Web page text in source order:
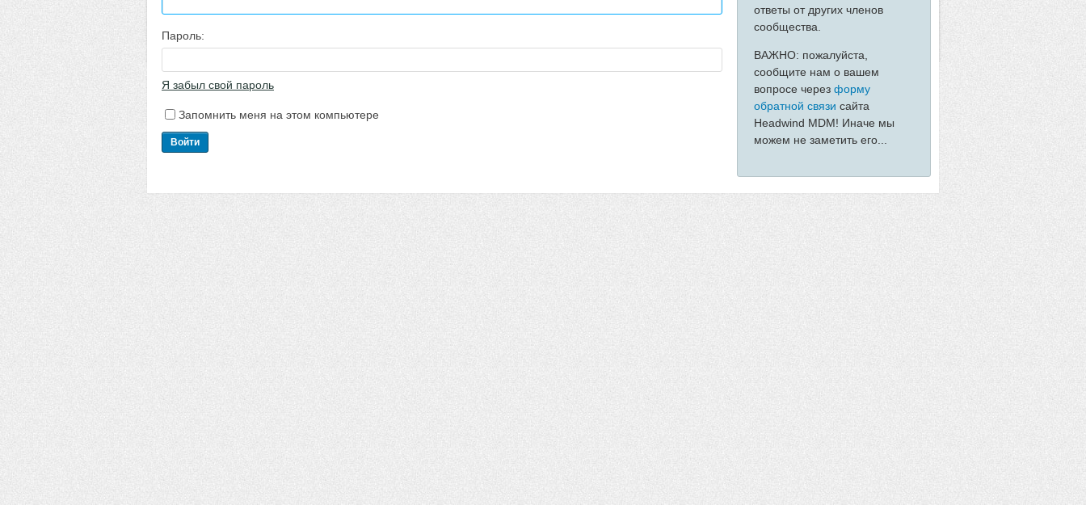
ответы от других членов
сообщества.
ВАЖНО: пожалуйста,
сообщите нам о вашем
вопросе через форму
обратной связи сайта
Headwind MDM! Иначе мы
можем не заметить его...
Пароль:
Я забыл свой пароль
Запомнить меня на этом компьютере